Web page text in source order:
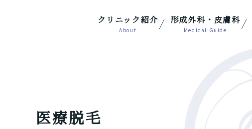
クリニック紹介 形成外科・皮膚科
医療脱毛